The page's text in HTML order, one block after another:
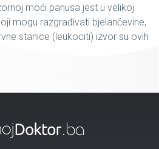
moći panusa jest u velikoj
mogu razgrađivati bjelančevine,
stanice (leukociti) izvor su ovih